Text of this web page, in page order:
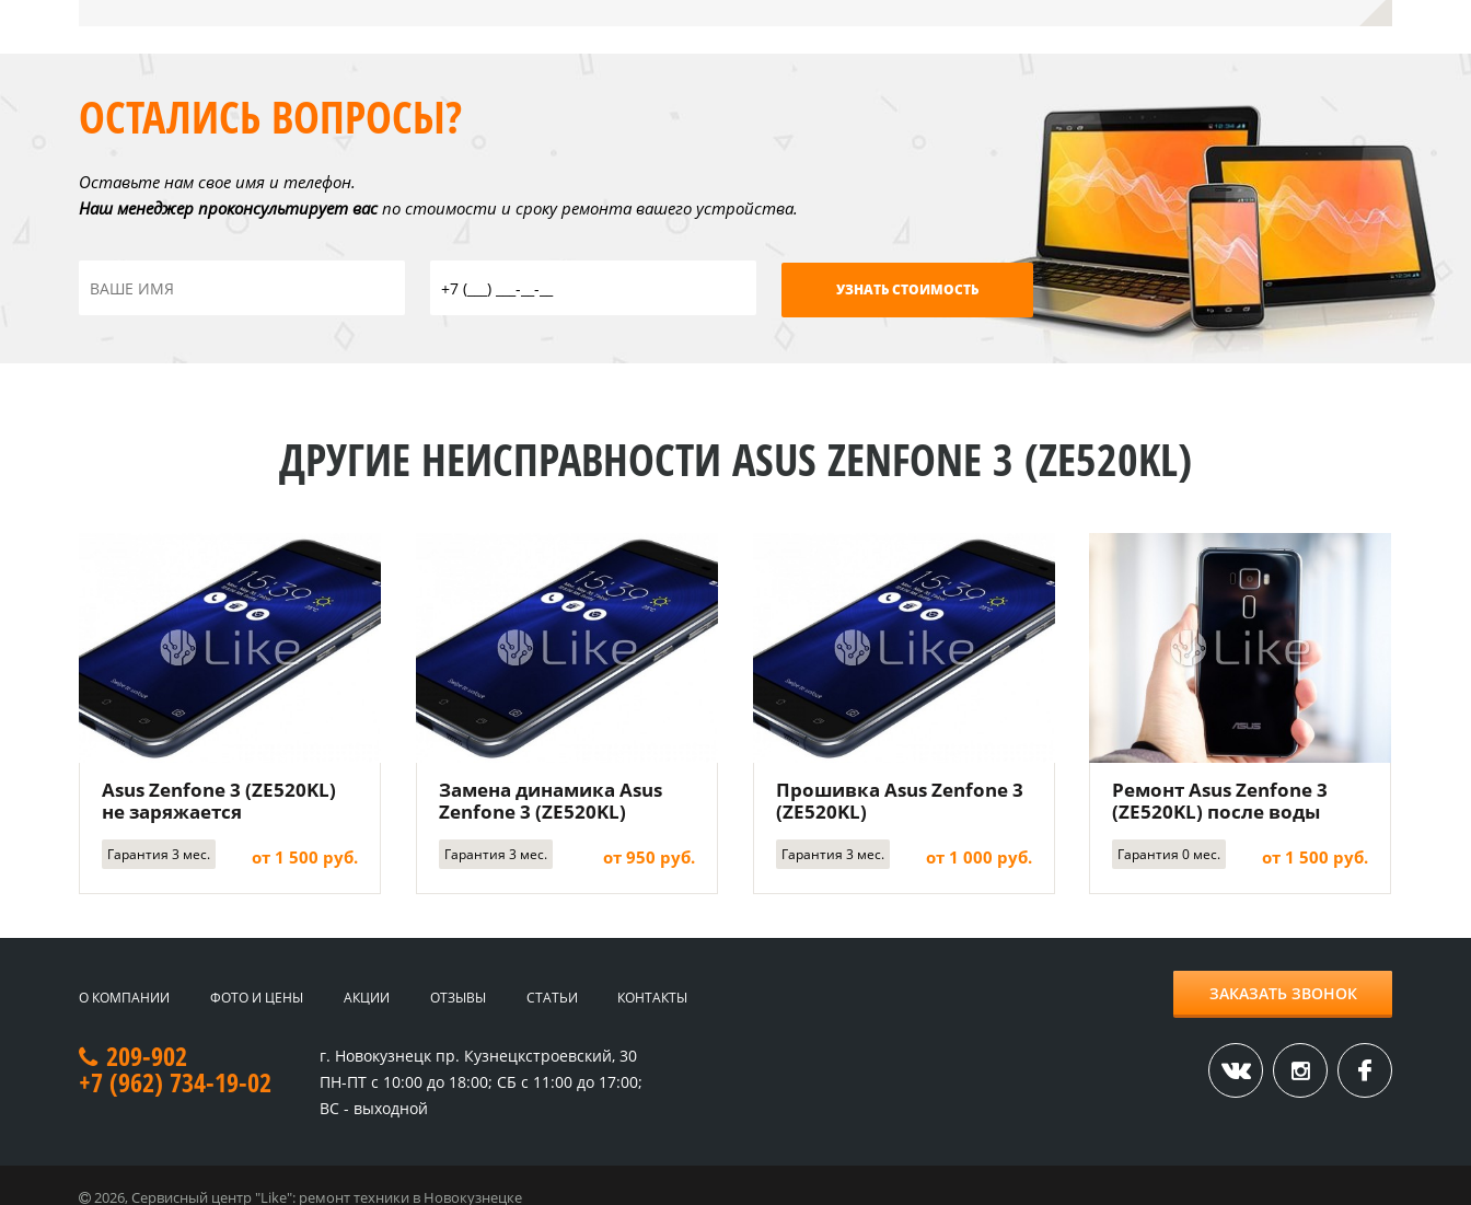
ОСТАЛИСЬ ВОПРОСЫ?
Оставьте нам свое имя и телефон.
Наш менеджер проконсультирует васпо стоимости и сроку ремонта вашего устройства.
ДРУГИЕ НЕИСПРАВНОСТИ ASUS ZENFONE 3 (ZE520KL)
Asus Zenfone 3 (ZE520KL)
не заряжается
Гарантия 3 мес. от 1 500 руб.
Замена динамика Asus
Zenfone 3 (ZE520KL)
Гарантия 3 мес. от 950 руб.
Прошивка Asus Zenfone 3
(ZE520KL)
Гарантия 3 мес. от 1 000 руб.
Ремонт Asus Zenfone 3
(ZE520KL) после воды
(упал в воду)
Гарантия 0 мес. от 1 500 руб.
О КОМПАНИИ ФОТО И ЦЕНЫ АКЦИИ ОТЗЫВЫ СТАТЬИ КОНТАКТЫ ЗАКАЗАТЬ ЗВОНОК
209-902
+7 (962) 734-19-02
г. Новокузнецк пр. Кузнецкстроевский, 30
ПН-ПТ с 10:00 до 18:00; СБ с 11:00 до 17:00;
ВС - выходной
2026, Сервисный центр "Like": ремонт техники в Новокузнецке